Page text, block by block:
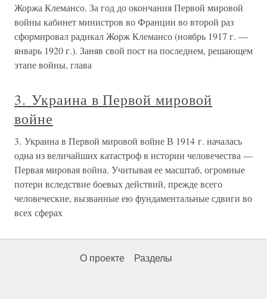
Жоржа Клемансо. За год до окончания Первой мировой
войны кабинет министров во Франции во второй раз
сформировал радикал Жорж Клемансо (ноябрь 1917 г. —
январь 1920 г.). Заняв свой пост на последнем, решающем
этапе войны, глава
3. Украина в Первой мировой
войне
3. Украина в Первой мировой войне В 1914 г. началась
одна из величайших катастроф в истории человечества —
Первая мировая война. Учитывая ее масштаб, огромные
потери вследствие боевых действий, прежде всего
человеческие, вызванные ею фундаментальные сдвиги во
всех сферах
О проекте Разделы